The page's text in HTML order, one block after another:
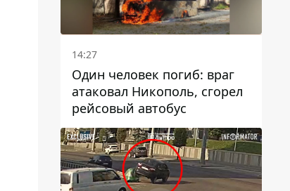
14:27
Один человек погиб: враг
атаковал Никополь, сгорел
рейсовый автобус